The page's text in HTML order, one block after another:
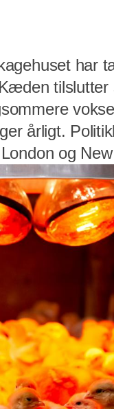
har
tilslutter
årligt.
og